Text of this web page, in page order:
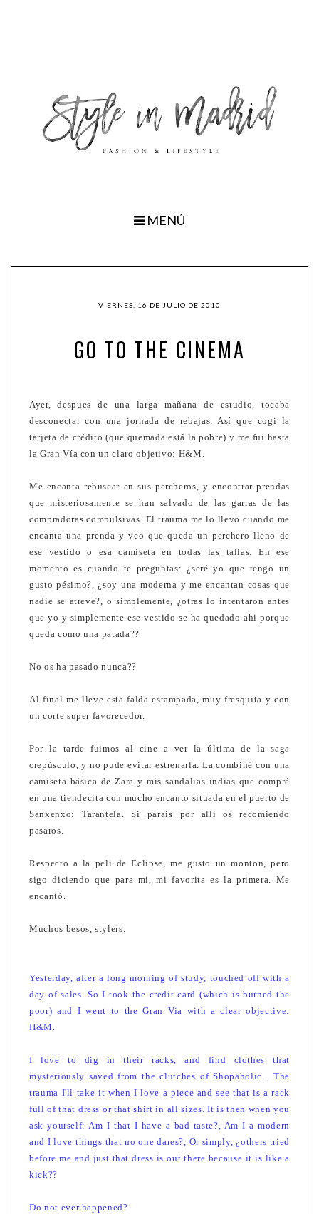
MENÚ
VIERNES, 16 DE JULIO DE 2010
GO TO THE CINEMA
Ayer, despues de una larga mañana de estudio, tocaba
desconectar con una jornada de rebajas. Así que cogi la
tarjeta de crédito (que quemada está la pobre) y me fui hasta
la Gran Vía con un claro objetivo: H&M.
Me encanta rebuscar en sus percheros, y encontrar prendas
que misteriosamente se han salvado de las garras de las
compradoras compulsivas. El trauma me lo llevo cuando me
encanta una prenda y veo que queda un perchero lleno de
ese vestido o esa camiseta en todas las tallas. En ese
momento es cuando te preguntas: ¿seré yo que tengo un
gusto pésimo?, ¿soy una moderna y me encantan cosas que
nadie se atreve?, o simplemente, ¿otras lo intentaron antes
que yo y simplemente ese vestido se ha quedado ahi porque
queda como una patada??
No os ha pasado nunca??
Al final me lleve esta falda estampada, muy fresquita y con
un corte super favorecedor.
Por la tarde fuimos al cine a ver la última de la saga
crepúsculo, y no pude evitar estrenarla. La combiné con una
camiseta básica de Zara y mis sandalias indias que compré
en una tiendecita con mucho encanto situada en el puerto de
Sanxenxo: Tarantela. Si parais por alli os recomiendo
pasaros.
Respecto a la peli de Eclipse, me gusto un monton, pero
sigo diciendo que para mi, mi favorita es la primera. Me
encantó.
Muchos besos, stylers.
Yesterday, after a long morning of study, touched off with a
day of sales. So I took the credit card (which is burned the
poor) and I went to the Gran Via with a clear objective:
H&M.
I love to dig in their racks, and find clothes that
mysteriously saved from the clutches of Shopaholic . The
trauma I'll take it when I love a piece and see that is a rack
full of that dress or that shirt in all sizes. It is then when you
ask yourself: Am I that I have a bad taste?, Am I a modern
and I love things that no one dares?, Or simply, ¿others tried
before me and just that dress is out there because it is like a
kick??
Do not ever happened?